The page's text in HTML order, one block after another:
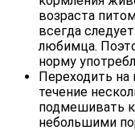
возраста
всегда
любимца.
норму
Переходить
течение
подмешивать
небольшими